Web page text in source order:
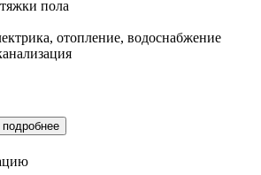
пола
отопление, водоснабжение
подробнее